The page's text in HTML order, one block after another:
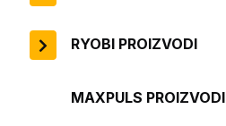
RYOBI PROIZVODI
MAXPULS PROIZVODI